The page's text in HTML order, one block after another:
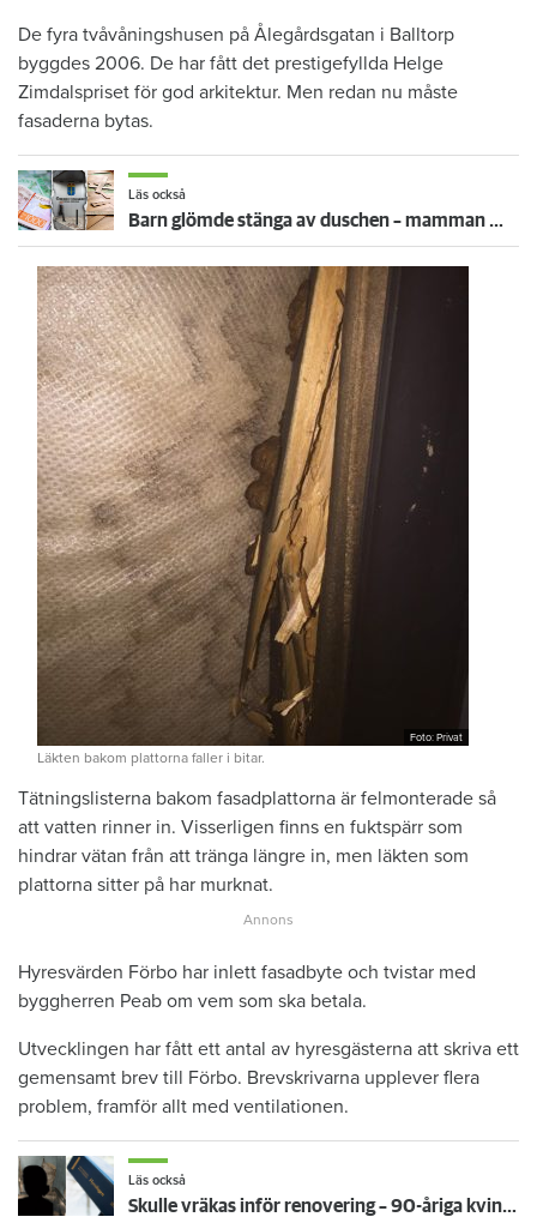
De fyra tvåvåningshusen på Ålegårdsgatan i Balltorp
byggdes 2006. De har fått det prestigefyllda Helge
Zimdalspriset för god arkitektur. Men redan nu måste
fasaderna bytas.
Läs också
Barn glömde stänga av duschen – mamman måste betala 300 000
Foto: Privat
Läkten bakom plattorna faller i bitar.
Tätningslisterna bakom fasadplattorna är felmonterade så
att vatten rinner in. Visserligen finns en fuktspärr som
hindrar vätan från att tränga längre in, men läkten som
plattorna sitter på har murknat.
Hyresvärden Förbo har inlett fasadbyte och tvistar med
byggherren Peab om vem som ska betala.
Utvecklingen har fått ett antal av hyresgästerna att skriva ett
gemensamt brev till Förbo. Brevskrivarna upplever flera
problem, framför allt med ventilationen.
Läs också
Skulle vräkas inför renovering – 90-åriga kvinnan får bo kvar: ”Ovissheten har varit grym”